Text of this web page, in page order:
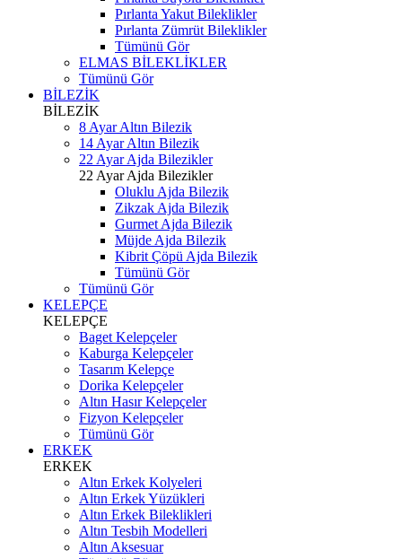
Pırlanta Yakut Bileklikler
Pırlanta Zümrüt Bileklikler
Tümünü Gör
ELMAS BİLEKLİKLER
Tümünü Gör
BİLEZİK
BİLEZİK
8 Ayar Altın Bilezik
14 Ayar Altın Bilezik
22 Ayar Ajda Bilezikler
22 Ayar Ajda Bilezikler
Oluklu Ajda Bilezik
Zikzak Ajda Bilezik
Gurmet Ajda Bilezik
Müjde Ajda Bilezik
Kibrit Çöpü Ajda Bilezik
Tümünü Gör
Tümünü Gör
KELEPÇE
KELEPÇE
Baget Kelepçeler
Kaburga Kelepçeler
Tasarım Kelepçe
Dorika Kelepçeler
Altın Hasır Kelepçeler
Fizyon Kelepçeler
Tümünü Gör
ERKEK
ERKEK
Altın Erkek Kolyeleri
Altın Erkek Yüzükleri
Altın Erkek Bileklikleri
Altın Tesbih Modelleri
Altın Aksesuar